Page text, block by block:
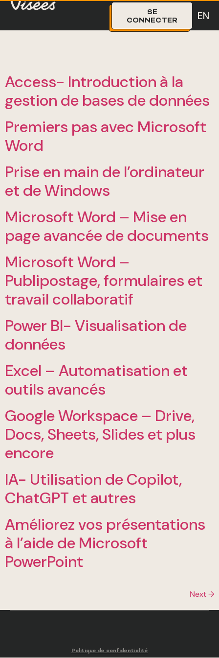
Le programme Visées s’est terminé le 31 mars 2026, mais la
CCMM et la FCCQ restent à l’affût d’opportunités en
rehaussement des compétences.
Nous recueillons vos besoins et priorités afin de mieux
Access- Introduction à la
gestion de bases de données
Premiers pas avec Microsoft
Word
Prise en main de l’ordinateur
et de Windows
Microsoft Word – Mise en
page avancée de documents
Microsoft Word –
Publipostage, formulaires et
travail collaboratif
Power BI- Visualisation de
données
Excel – Automatisation et
outils avancés
Google Workspace – Drive,
Docs, Sheets, Slides et plus
encore
IA- Utilisation de Copilot,
ChatGPT et autres
Améliorez vos présentations
à l’aide de Microsoft
PowerPoint
Next→
Politique de confidentialité